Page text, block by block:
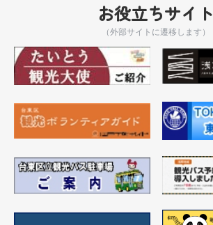
お役立ちサイト
（外部サイトに遷移します）